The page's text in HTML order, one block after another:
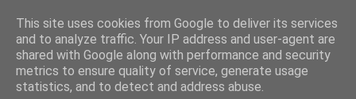
This site uses cookies from Google to deliver its services
and to analyze traffic. Your IP address and user-agent are
shared with Google along with performance and security
metrics to ensure quality of service, generate usage
statistics, and to detect and address abuse.